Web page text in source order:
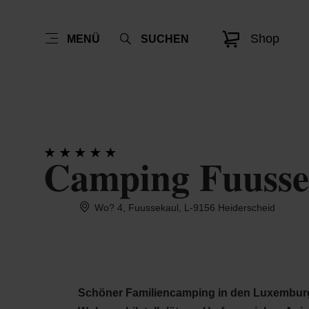
MENÜ SUCHEN Shop
Camping
Wo? 4, Fuussekaul, L-9156 Heiderscheid
Schöner Familiencamping in den